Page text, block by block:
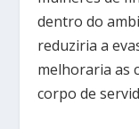
dentro do
reduziria a
melhoraria as
corpo de